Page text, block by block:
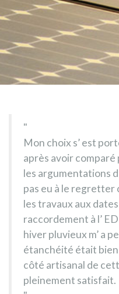
Mon choix s’ est
après avoir
les argumentations
pas eu à le
les travaux aux
raccordement à l’
hiver pluvieux m’ a
étanchéité était bien
côté artisanal de
pleinement satisfait.